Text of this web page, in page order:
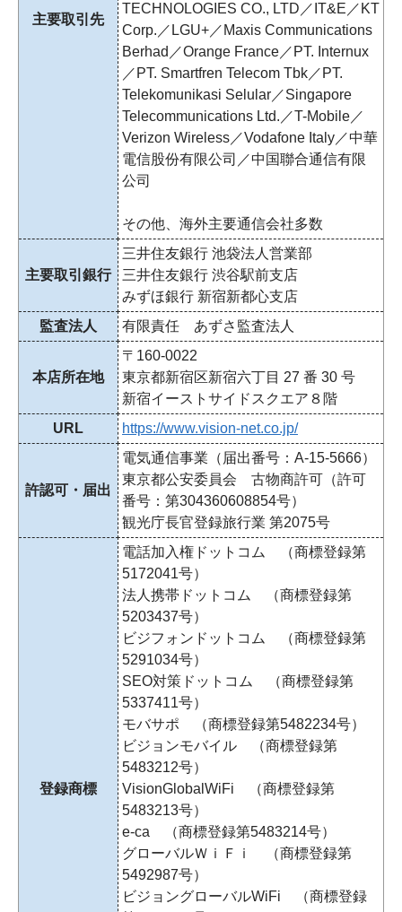
主要取引先
TECHNOLOGIES CO., LTD／IT&E／KT
Corp.／LGU+／Maxis Communications
Berhad／Orange France／PT. Internux
／PT. Smartfren Telecom Tbk／PT.
Telekomunikasi Selular／Singapore
Telecommunications Ltd.／T-Mobile／
Verizon Wireless／Vodafone Italy／中華
電信股份有限公司／中国聯合通信有限
公司
その他、海外主要通信会社多数
主要取引銀行
三井住友銀行 池袋法人営業部
三井住友銀行 渋谷駅前支店
みずほ銀行 新宿新都心支店
監査法人
有限責任 あずさ監査法人
本店所在地
〒160-0022
東京都新宿区新宿六丁目 27 番 30 号
新宿イーストサイドスクエア８階
URL
https://www.vision-net.co.jp/
許認可・届出
電気通信事業（届出番号：A-15-5666）
東京都公安委員会 古物商許可（許可
番号：第304360608854号）
観光庁長官登録旅行業 第2075号
登録商標
電話加入権ドットコム （商標登録第
5172041号）
法人携帯ドットコム （商標登録第
5203437号）
ビジフォンドットコム （商標登録第
5291034号）
SEO対策ドットコム （商標登録第
5337411号）
モバサポ （商標登録第5482234号）
ビジョンモバイル （商標登録第
5483212号）
VisionGlobalWiFi （商標登録第
5483213号）
e-ca （商標登録第5483214号）
グローバルＷｉＦｉ （商標登録第
5492987号）
ビジョングローバルWiFi （商標登録